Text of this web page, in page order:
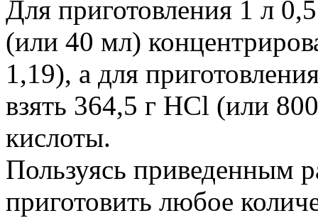
Для приготовления 1 л
(или 40 мл)
1,19), а для
взять 364,5 г НСl (или
кислоты.
Пользуясь приведенным
приготовить любое